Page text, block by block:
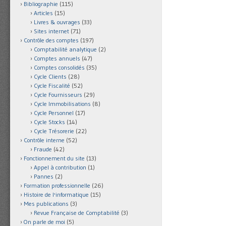
Bibliographie (115)
Articles (15)
Livres & ouvrages (33)
Sites internet (71)
Contrôle des comptes (197)
Comptabilité analytique (2)
Comptes annuels (47)
Comptes consolidés (35)
Cycle Clients (28)
Cycle Fiscalité (52)
Cycle Fournisseurs (29)
Cycle Immobilisations (8)
Cycle Personnel (17)
Cycle Stocks (14)
Cycle Trésorerie (22)
Contrôle interne (52)
Fraude (42)
Fonctionnement du site (13)
Appel à contribution (1)
Pannes (2)
Formation professionnelle (26)
Histoire de l'informatique (15)
Mes publications (3)
Revue Française de Comptabilité (3)
On parle de moi (5)